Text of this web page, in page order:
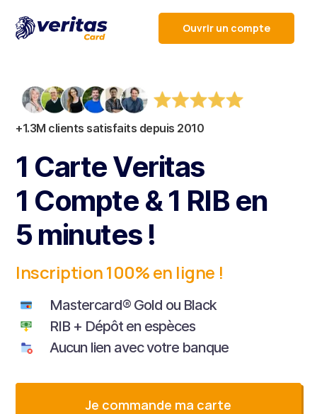
Ouvrir un compte
+1.3M clients satisfaits depuis 2010
1 Carte Veritas
1 Compte & 1 RIB en
5 minutes !
Inscription100% en ligne !
Mastercard® Gold ou Black
RIB + Dépôt en espèces
Aucun lien avec votre banque
Je commande ma carte